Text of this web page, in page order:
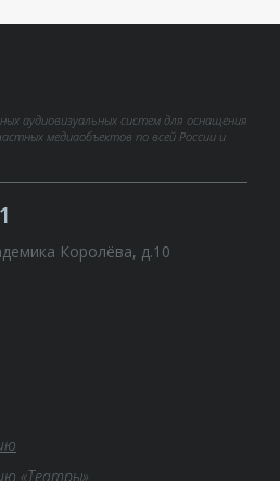
аудиовизуальных систем для оснащения
медиаобъектов по всей России и
Королёва, д.10
«Театры»